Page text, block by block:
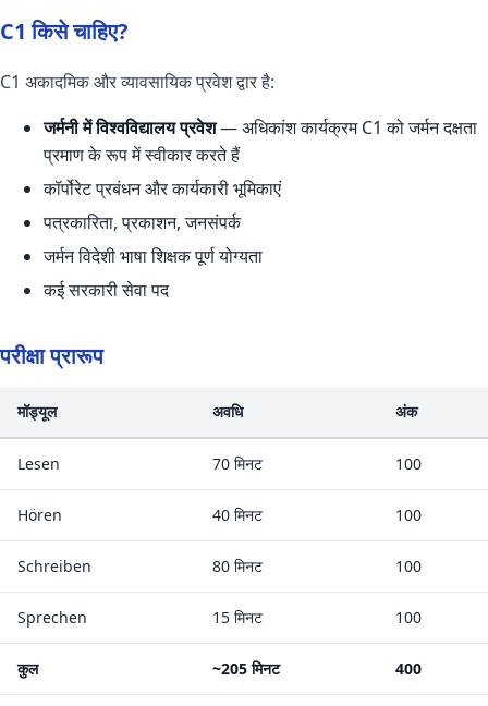
C1 किसे चाहिए?
C1 अकादमिक और व्यावसायिक प्रवेश द्वार है:
जर्मनी में विश्वविद्यालय प्रवेश— अधिकांश कार्यक्रम C1 को जर्मन दक्षता
प्रमाण के रूप में स्वीकार करते हैं
कॉर्पोरेट प्रबंधन और कार्यकारी भूमिकाएं
पत्रकारिता, प्रकाशन, जनसंपर्क
जर्मन विदेशी भाषा शिक्षक पूर्ण योग्यता
कई सरकारी सेवा पद
परीक्षा प्रारूप
मॉड्यूल अवधि अंक
Lesen 70 मिनट 100
Hören 40 मिनट 100
Schreiben 80 मिनट 100
Sprechen 15 मिनट 100
कुल ~205 मिनट 400